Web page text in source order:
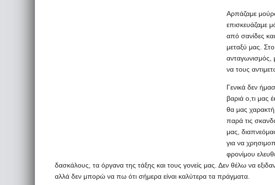
Αρπάζαμε
επισκευάζαμε
από σανίδες
μεταξύ μας.
ανταγωνισμός,
να τους
Γενικά δεν
βαριά ο,τι μας
θα μας
παρά τις
μας,
για να
φρονίμου
δασκάλους, τα όργανα της τάξης και τους γονείς μας. Δεν θέλω να
αλλά δεν μπορώ να πω ότι σήμερα είναι καλύτερα τα πράγματα.